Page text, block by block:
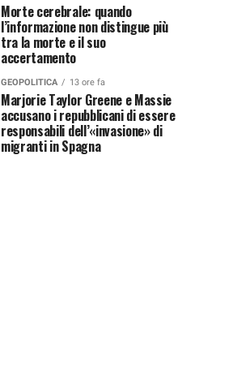
Morte cerebrale: quando
l’informazione non distingue più
tra la morte e il suo
accertamento
GEOPOLITICA 13 ore fa
Marjorie Taylor Greene e Massie
accusano i repubblicani di essere
responsabili dell’«invasione» di
migranti in Spagna